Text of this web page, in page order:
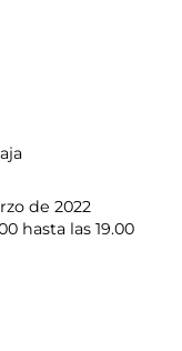
de 2022
hasta las 19.00